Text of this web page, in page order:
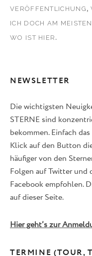
VERÖFFENTLICHUNG ,
ICH DOCH AM
WO IST HIER .
NEWSLETTER
Die wichtigsten
STERNE sind
bekommen. Einfach
Klick auf den Button
häufiger von den
Folgen auf Twitter und
Facebook empfohlen.
auf dieser Seite.
Hier geht’s zur
TERMINE (TOUR,